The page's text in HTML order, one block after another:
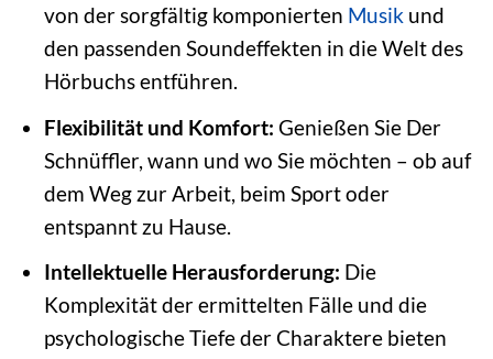
von der sorgfältig komponierten Musikund
den passenden Soundeffekten in die Welt des
Hörbuchs entführen.
Flexibilität und Komfort: Genießen Sie Der
Schnüffler, wann und wo Sie möchten – ob auf
dem Weg zur Arbeit, beim Sport oder
entspannt zu Hause.
Intellektuelle Herausforderung: Die
Komplexität der ermittelten Fälle und die
psychologische Tiefe der Charaktere bieten